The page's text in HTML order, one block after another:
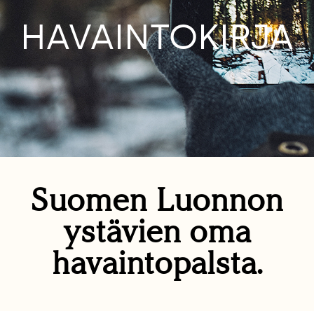
HAVAINTOKIRJA
Suomen Luonnon
ystävien oma
havaintopalsta.